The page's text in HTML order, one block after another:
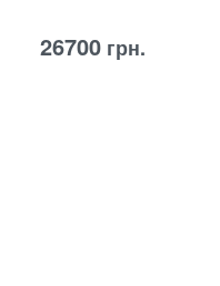
26700грн.